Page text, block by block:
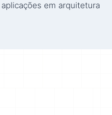
em arquitetura